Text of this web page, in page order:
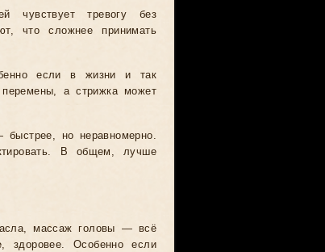
чувствует тревогу без
что сложнее принимать
если в жизни и так
а стрижка может
но неравномерно.
В общем, лучше
массаж головы — всё
здоровее. Особенно если